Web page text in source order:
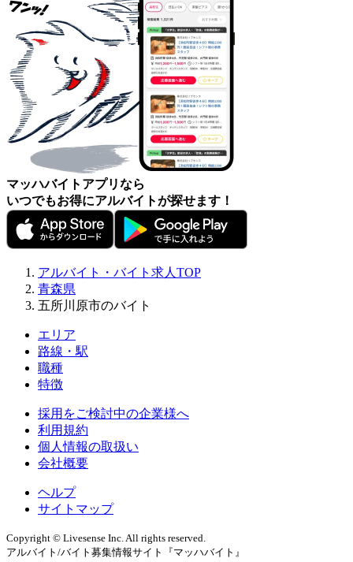
マッハバイトアプリなら
いつでもお得にアルバイトが探せます！
アルバイト・バイト求人TOP
青森県
五所川原市のバイト
エリア
路線・駅
職種
特徴
採用をご検討中の企業様へ
利用規約
個人情報の取扱い
会社概要
ヘルプ
サイトマップ
Copyright © Livesense Inc. All rights reserved.
アルバイト/バイト募集情報サイト『マッハバイト』